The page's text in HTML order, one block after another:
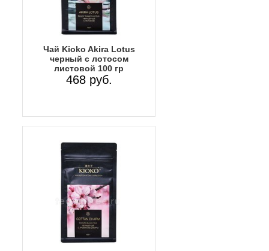
Чай Kioko Akira Lotus
черный с лотосом
листовой 100 гр
468 руб.